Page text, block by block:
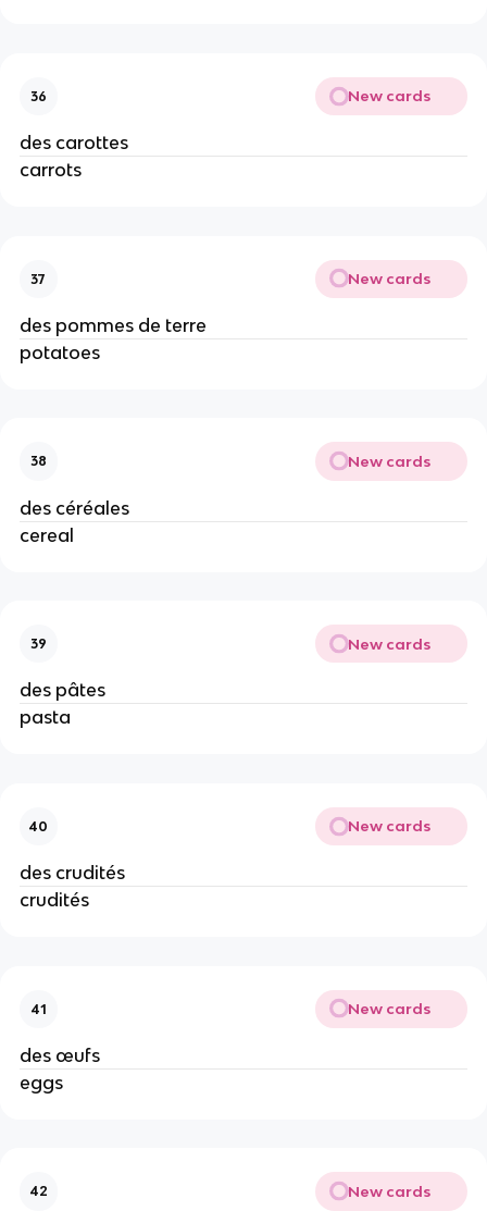
36 New cards
des carottes
carrots
37 New cards
des pommes de terre
potatoes
38 New cards
des céréales
cereal
39 New cards
des pâtes
pasta
40 New cards
des crudités
crudités
41 New cards
des œufs
eggs
42 New cards